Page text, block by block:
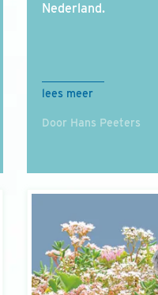
Nederland.
lees meer
Door Hans Peeters